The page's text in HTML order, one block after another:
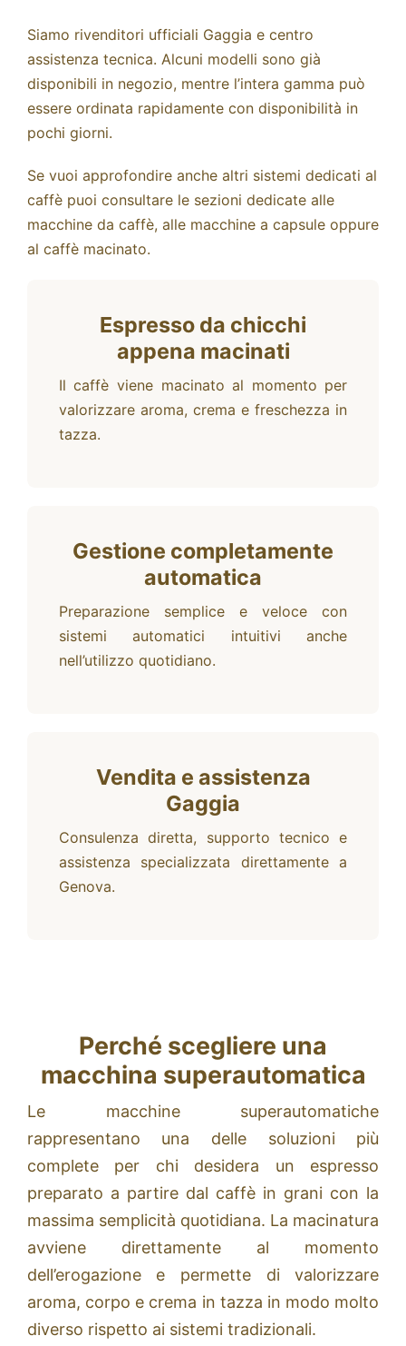
Siamo rivenditori ufficiali Gaggia e centro
assistenza tecnica. Alcuni modelli sono già
disponibili in negozio, mentre l’intera gamma può
essere ordinata rapidamente con disponibilità in
pochi giorni.
Se vuoi approfondire anche altri sistemi dedicati al
caffè puoi consultare le sezioni dedicate alle
macchine da caffè, alle macchine a capsuleoppure
al caffè macinato.
Espresso da chicchi
appena macinati
Il caffè viene macinato al momento per
valorizzare aroma, crema e freschezza in
tazza.
Gestione completamente
automatica
Preparazione semplice e veloce con
sistemi automatici intuitivi anche
nell’utilizzo quotidiano.
Vendita e assistenza
Gaggia
Consulenza diretta, supporto tecnico e
assistenza specializzata direttamente a
Genova.
Perché scegliere una
macchina superautomatica
Le macchine superautomatiche
rappresentano una delle soluzioni più
complete per chi desidera un espresso
preparato a partire dal caffè in grani con la
massima semplicità quotidiana. La macinatura
avviene direttamente al momento
dell’erogazione e permette di valorizzare
aroma, corpo e crema in tazza in modo molto
diverso rispetto ai sistemi tradizionali.